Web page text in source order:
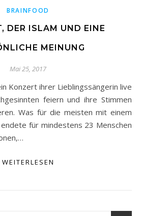
BRAINFOOD
DER ISLAM UND EINE
MEINUNG
Mai 25, 2017
feiern und ihre Stimmen
Was für die meisten mit einem
für mindestens 23 Menschen
WEITERLESEN